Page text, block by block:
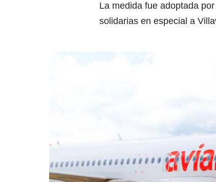
La medida fue adoptada
solidarias en especial a